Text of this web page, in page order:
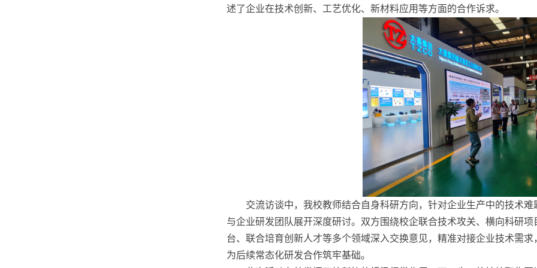
述了企业在技术创新、工艺优化、新材料应用等方面的合作诉求。
交流访谈中，我校教师结合自身科研方向，针对企业生产中的技术
与企业研发团队展开深度研讨。双方围绕校企联合技术攻关、横向科研
台、联合培育创新人才等多个领域深入交换意见，精准对接企业技术需
为后续常态化研发合作筑牢基础。